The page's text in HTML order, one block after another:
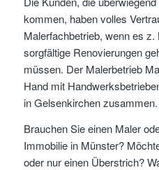
kommen, haben volles
Malerfachbetrieb, wenn es
sorgfältige Renovierungen
müssen. Der Malerbetrieb
Hand mit
in Gelsenkirchen zusammen.
Brauchen Sie einen Maler
Immobilie in Münster?
oder nur einen Überstrich?